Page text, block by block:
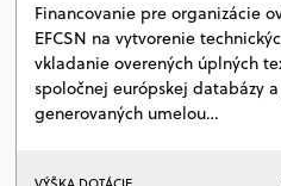
Financovanie pre organizácie
EFCSN na vytvorenie
vkladanie overených úplných
spoločnej európskej databázy
generovaných umelou…